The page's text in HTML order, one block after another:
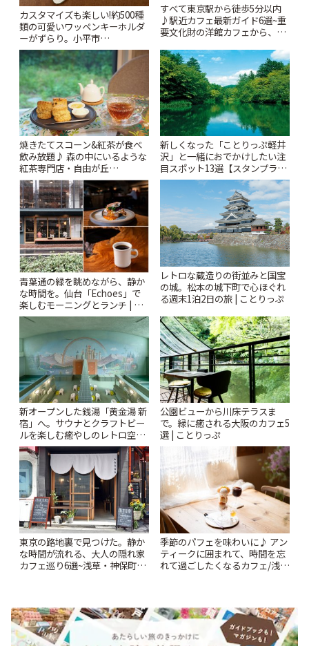
カスタマイズも楽しい!約500種
類の可愛いワッペンキーホルダ
ーがずらり。小平市
「Kimamaya T&K」 | ことりっ
ぷ
すべて東京駅から徒歩5分以内
♪駅近カフェ最新ガイド6選~重
要文化財の洋館カフェから、改
りっぷ
焼きたてスコーン&紅茶が食べ
飲み放題♪ 森の中にいるような
紅茶専門店・自由が丘
「YOTSUBA TEA」でのんびり
時間 | ことりっぷ
新しくなった「ことりっぷ軽井
沢」と一緒におでかけしたい注
目スポット13選【スタンプラリ
ー開催中】 | ことりっぷ
青葉通の緑を眺めながら、静か
な時間を。仙台「Echoes」で
楽しむモーニングとランチ | こ
とりっぷ
レトロな蔵造りの街並みと国宝
の城。松本の城下町で心ほぐれ
る週末1泊2日の旅 | ことりっぷ
新オープンした銭湯「黄金湯 新
宿」へ。サウナとクラフトビー
ルを楽しむ癒やしのレトロ空間
| ことりっぷ
公園ビューから川床テラスま
で。緑に癒される大阪のカフェ5
選 | ことりっぷ
東京の路地裏で見つけた。静か
な時間が流れる、大人の隠れ家
カフェ巡り6選~浅草・神保町・
季節のパフェを味わいに♪ アン
ティークに囲まれて、時間を忘
れて過ごしたくなるカフェ/浅草